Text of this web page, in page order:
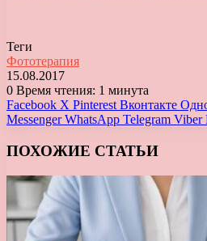
Теги
Фототерапия
15.08.2017
0 Время чтения: 1 минута
Facebook X Pinterest Вконтакте
Messenger WhatsApp Telegram Viber
ПОХОЖИЕ СТАТЬИ